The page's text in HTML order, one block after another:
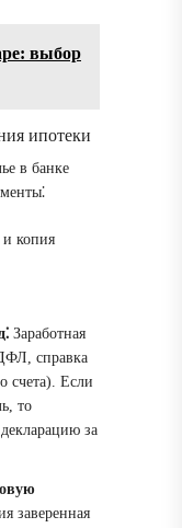
выбор
ипотеки
в банке
копия
Заработная
справка
счета). Если
то
за
заверенная